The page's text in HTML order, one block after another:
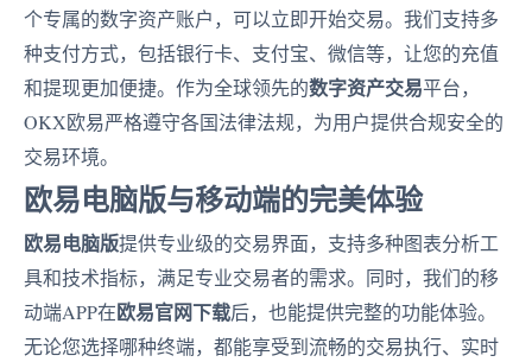
个专属的数字资产账户，可以立即开始交易。我们支持多
种支付方式，包括银行卡、支付宝、微信等，让您的充值
和提现更加便捷。作为全球领先的数字资产交易平台，
OKX欧易严格遵守各国法律法规，为用户提供合规安全的
交易环境。
欧易电脑版与移动端的完美体验
欧易电脑版提供专业级的交易界面，支持多种图表分析工
具和技术指标，满足专业交易者的需求。同时，我们的移
动端APP在欧易官网下载后，也能提供完整的功能体验。
无论您选择哪种终端，都能享受到流畅的交易执行、实时